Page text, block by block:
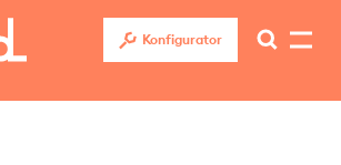
Konfigurator